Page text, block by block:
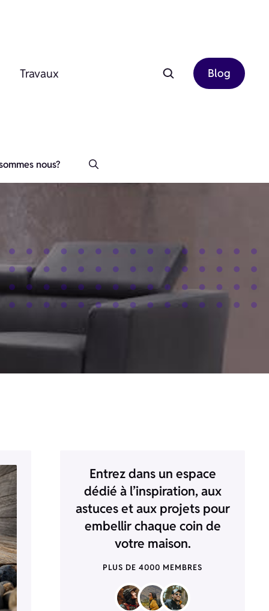
Travaux Blog
nous?
Entrez dans un espace
dédié à l’inspiration, aux
astuces et aux projets pour
embellir chaque coin de
votre maison.
PLUS DE 4000 MEMBRES